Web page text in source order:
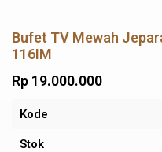
Bufet TV Mewah
116IM
Rp 19.000.000
Kode
Stok